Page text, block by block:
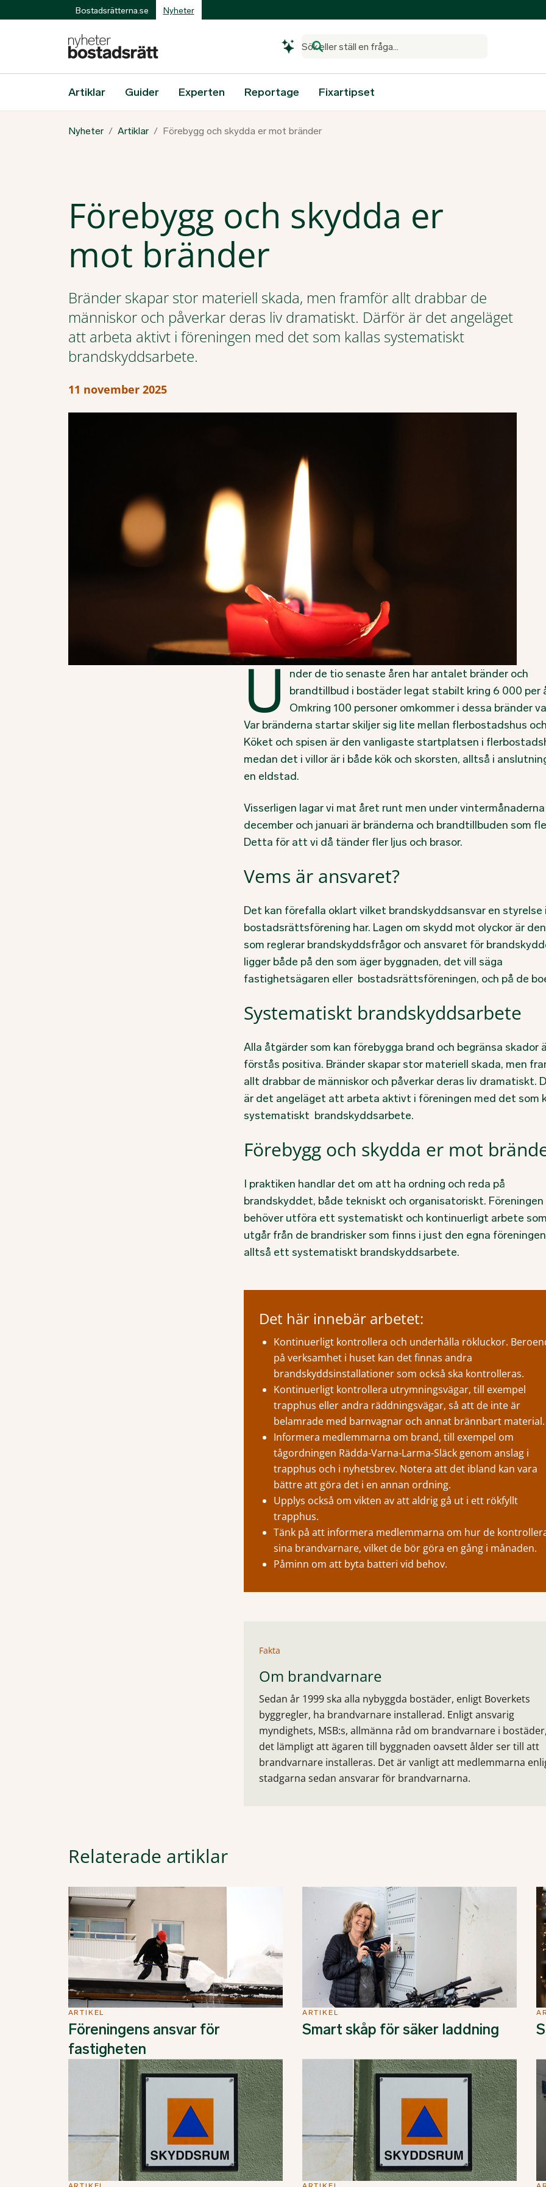
Bostadsrätterna.se Nyheter
Sök eller ställ en fråga...
Artiklar Guider Experten Reportage Fixartipset
Nyheter Artiklar Förebygg och skydda er mot bränder
Förebygg och skydda er
mot bränder
Bränder skapar stor materiell skada, men framför allt drabbar de
människor och påverkar deras liv dramatiskt. Därför är det angeläget
att arbeta aktivt i föreningen med det som kallas systematiskt
brandskyddsarbete.
11 november 2025
U
nder de tio senaste åren har antalet bränder och
brandtillbud i bostäder legat stabilt kring 6 000 per
Omkring 100 personer omkommer i dessa bränder
Var bränderna startar skiljer sig lite mellan flerbostadshus
Köket och spisen är den vanligaste startplatsen i
medan det i villor är i både kök och skorsten, alltså i
en eldstad.
Visserligen lagar vi mat året runt men under vintermånaderna
december och januari är bränderna och brandtillbuden som
Detta för att vi då tänder fler ljus och brasor.
Vems är ansvaret?
Det kan förefalla oklart vilket brandskyddsansvar en styrelse
bostadsrättsförening har. Lagen om skydd mot olyckor är
som reglerar brandskyddsfrågor och ansvaret för
ligger både på den som äger byggnaden, det vill säga
fastighetsägaren eller bostadsrättsföreningen, och på de
Systematiskt brandskyddsarbete
Alla åtgärder som kan förebygga brand och begränsa skador
förstås positiva. Bränder skapar stor materiell skada, men
allt drabbar de människor och påverkar deras liv dramatiskt.
är det angeläget att arbeta aktivt i föreningen med det som
systematiskt brandskyddsarbete.
Förebygg och skydda er mot
I praktiken handlar det om att ha ordning och reda på
brandskyddet, både tekniskt och organisatoriskt. Föreningen
behöver utföra ett systematiskt och kontinuerligt arbete
utgår från de brandrisker som finns i just den egna
alltså ett systematiskt brandskyddsarbete.
Det här innebär arbetet:
Kontinuerligt kontrollera och underhålla rökluckor.
på verksamhet i huset kan det finnas andra
brandskyddsinstallationer som också ska kontrolleras.
Kontinuerligt kontrollera utrymningsvägar, till exempel
trapphus eller andra räddningsvägar, så att de inte är
belamrade med barnvagnar och annat brännbart material.
Informera medlemmarna om brand, till exempel om
tågordningen Rädda-Varna-Larma-Släck genom anslag i
trapphus och i nyhetsbrev. Notera att det ibland kan vara
bättre att göra det i en annan ordning.
Upplys också om vikten av att aldrig gå ut i ett rökfyllt
trapphus.
Tänk på att informera medlemmarna om hur de
sina brandvarnare, vilket de bör göra en gång i månaden.
Påminn om att byta batteri vid behov.
Fakta
Om brandvarnare
Sedan år 1999 ska alla nybyggda bostäder, enligt Boverkets
byggregler, ha brandvarnare installerad. Enligt ansvarig
myndighets, MSB:s, allmänna råd om brandvarnare i
det lämpligt att ägaren till byggnaden oavsett ålder ser till att
brandvarnare installeras. Det är vanligt att medlemmarna
stadgarna sedan ansvarar för brandvarnarna.
Relaterade artiklar
ARTIKEL
Föreningens ansvar för
fastigheten
ARTIKEL
Smart skåp för säker laddning